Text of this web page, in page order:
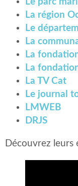
La région
Le
La
La
La
La TV Cat
Le journal
LMWEB
DRJS
Découvrez leurs